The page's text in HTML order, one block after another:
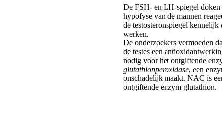
De FSH- en LH-spiegel doken
hypofyse van de mannen
de testosteronspiegel
werken.
De onderzoekers vermoeden
de testes een
nodig voor het ontgiftende
glutathionperoxidase, een
onschadelijk maakt. NAC is
ontgiftende enzym glutathion.